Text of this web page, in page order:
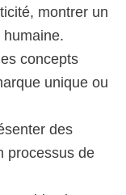
montrer un
concepts
unique ou
des
processus de